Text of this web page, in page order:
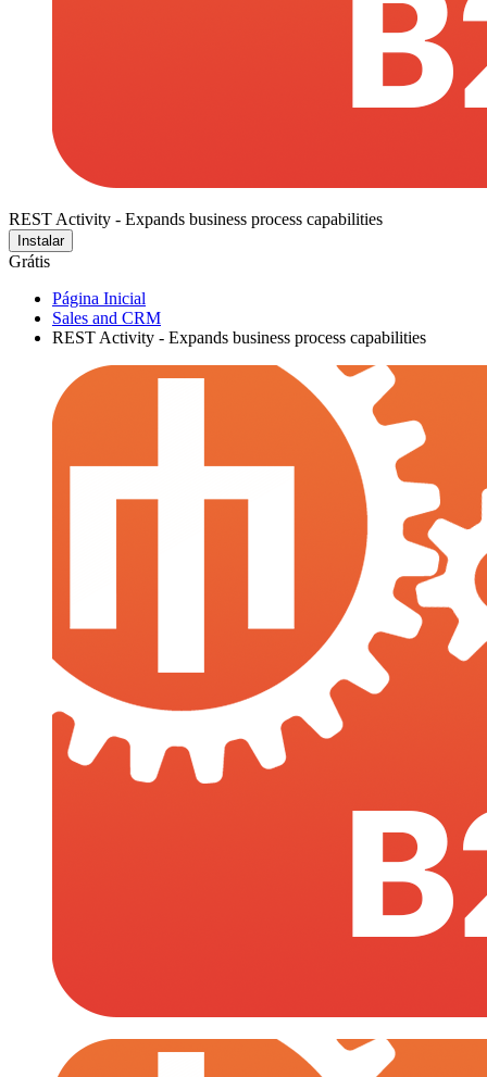
REST Activity - Expands business process capabilities
Instalar
Grátis
Página Inicial
Sales and CRM
REST Activity - Expands business process capabilities